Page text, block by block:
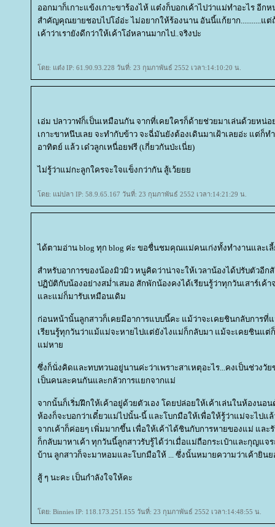
ออกมาก็เกาะแข้งเกาะขาร้องไห้ แต๋งก็บอกเค้าไปว่าแม่ทำอะไร อี
สำคัญคุณยายชอบไปโอ๋อ่ะ ไม่อยากให้ร้องนาน อันนี้แก้ยาก...........แต่
เค้าว่าเรายังดีกว่าให้เค้าโอ๋หลานมากไป..จริงปะ
ดย: แต๋ง IP: 61.90.93.228 วันที่: 23 กุมภาพันธ์ 2552 เวลา:14:10:20 น.
เอ่ม ปลาวาฬก็เป็นเหมือนกัน จากที่เคยใครก็ด้ายช่วยมาเล่นด้วยหน่อ
เกาะขาหนึบเลย จะทำกับข้าว จะฉี่มันยังต้องเดินมาเฝ้าเลยอ่ะ แต่ก็ท
อาทิตย์ แล้ว เด๋วลูกเหนื่อยฟรี (เกี่ยวกันป่ะเนี่ย)
ไม่รู้ว่าแม่กะลูกใครจะใจแข็งกว่ากัน สู้เว้
ดย: แม่ปลา IP: 58.9.65.167 วันที่: 23 กุมภาพันธ์ 2552 เวลา:14:21:29 น.
ได้ตามอ่าน blog ทุก blog ค่ะ ขอชื่นชมคุณแม่คนเก่งทั้งทำงานและเ
สำหรับอาการของน้องมิวมิว หนูคิดว่าน่าจะให้เวลาน้องได้ปรับตัวอี
ปฏิบัติกับน้องอย่างสม่ำเสมอ สักพักน้องคงได้เรียนรู้ว่าทุกวันเสาร์เค้
ละแม่ก็มารับเหมือนเดิม
ก่อนหน้านั้นลูกสาวก็เคยมีอาการแบบนี้คะ แม้ว่าจะเคยชินกลับการที่
เรียนรู้ทุกวันว่าแม้แม่จะหายไปแต่ยังไงแม่ก็กลับมา แม้จะเคยชินแต่
ม่หา
ซึ่งก็นั่งคิดและทบทวนอยู่นานค่ะว่าเพราะสาเหตุอะไร...คงเป็นช่วงวัย
เป็นคนละคนกันและกลัวการแยกจากแม่
จากนั้นก็เริ่มฝึกให้เค้าอยู่ด้วยตัวเอง โดยปล่อยให้เค้าเล่นในห้องนอ
ห้องก็จะบอกว่าเดี๋ยวแม่ไปนั้น-นี้ และโบกมือให้เพื่อให้รู้ว่าแม่จะไปแ
จากเค้าก็ค่อยๆ เพิ่มมากขึ้น เพื่อให้เค้าได้ชินกับการหายของแม่ และ
ก็กลับมาหาเค้า ทุกวันนี้ลูกสาวรับรู้ได้ว่าเมื่อแม่ถือกระเป๋าและกุญแจ
บ้าน ลูกสาวก็จะมาหอมและโบกมือให้ ... ซึ่งนั้นหมายความว่าเค้ายิ
สู้ ๆ นะคะ เป็นกำลังใจให้คะ
ดย: Binnies IP: 118.173.251.155 วันที่: 23 กุมภาพันธ์ 2552 เวลา:14:48:55 น.